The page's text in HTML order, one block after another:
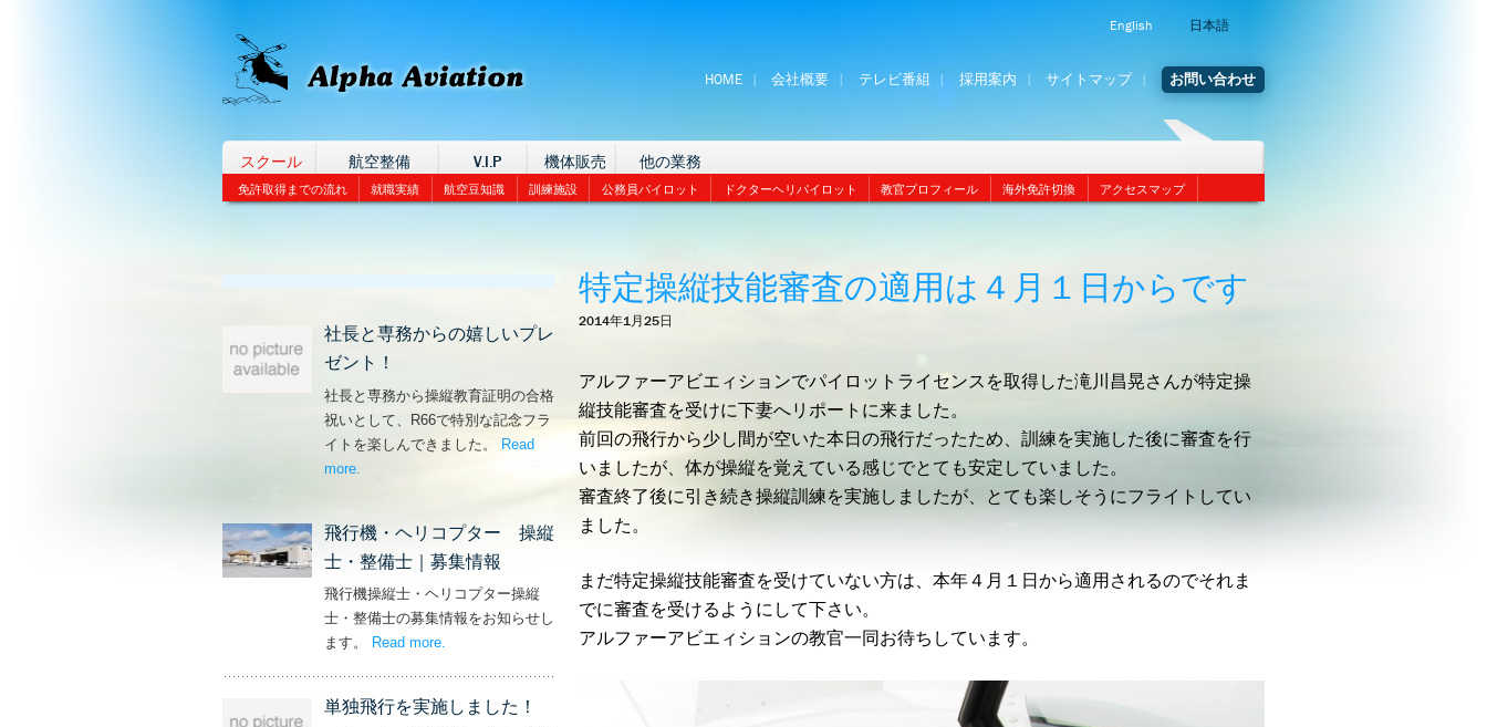
English 日本語
HOME 会社概要 テレビ番組 採用案内 サイトマップ お問い合わせ
スクール 航空整備 V.I.P 機体販売 他の業務
免許取得までの流れ 就職実績 航空豆知識 訓練施設 公務員パイロット ドクターヘリパイロット 教官プロフィール 海外免許切換 アクセスマップ
特定操縦技能審査の適用は４月１日からです
2014年1月25日
アルファーアビエィションでパイロットライセンスを取得した滝川昌晃さんが特定操
縦技能審査を受けに下妻へリポートに来ました。
前回の飛行から少し間が空いた本日の飛行だったため、訓練を実施した後に審査を行
いましたが、体が操縦を覚えている感じでとても安定していました。
審査終了後に引き続き操縦訓練を実施しましたが、とても楽しそうにフライトしてい
ました。
まだ特定操縦技能審査を受けていない方は、本年４月１日から適用されるのでそれま
でに審査を受けるようにして下さい。
アルファーアビエィションの教官一同お待ちしています。
社長と専務からの嬉しいプレ
ゼント！
社長と専務から操縦教育証明の合格
祝いとして、R66で特別な記念フラ
イトを楽しんできました。
Read
more – ‘社長と専務からの嬉しいプレゼント！’
飛行機・ヘリコプター 操縦
士・整備士｜募集情報
飛行機操縦士・ヘリコプター操縦
士・整備士の募集情報をお知らせし
ます。
Read more– ‘飛行機・ヘリコプター 操縦士・整備士｜募集情報’
.
単独飛行を実施しました！